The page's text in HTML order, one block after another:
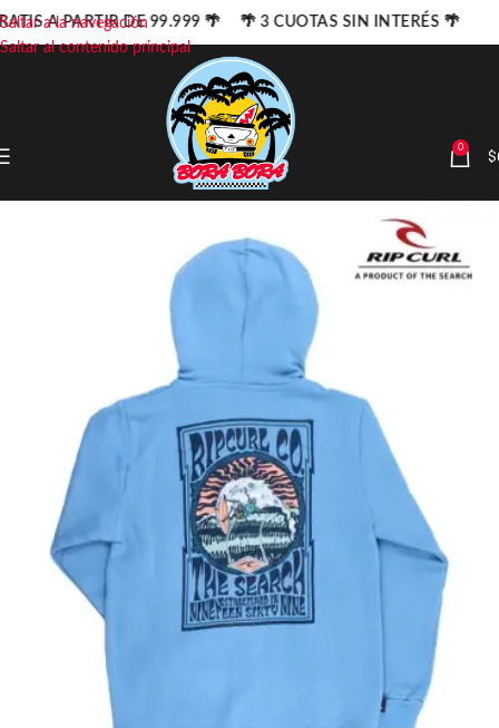
Saltar a la navegación
Saltar al contenido principal
0 $
A PARTIR DE 99.999 🌴 🌴 3 CUOTAS SIN INTERÉS 🌴